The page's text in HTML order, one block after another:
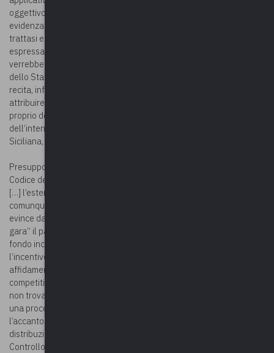
oggettivo. Dalla lettura testuale della norma appare di chiara
evidenza la volontà del legislatore di attribuire gli incentivi di che
trattasi esclusivamente per le funzioni e la tipologia di contratti
espressamente indicati e qualsiasi diversa soluzione interpretativa
verrebbe a violare i principi generali dell’ordinamento giuridico
dello Stato in tema di interpretazione della legge: l’art. 12 disp. att.
recita, infatti, che nell’applicare la legge non si può ad essa
attribuire altro senso che quello fatto palese dal significato
proprio delle parole secondo la connessione di esse e
dell’intenzione del legislatore” (Sezione Controllo per la regione
Siciliana, delib. n. 54/2019/PAR).
Presupposto indefettibile per l’applicazione dell’art. 113 del
Codice dei contratti pubblici è ritenuto “in modo unanime e pacifico
[…] l’esternalizzazione della produzione di beni e servizi o
comunque il ricorso al mercato, a mezzo di pubblica gara, come si
evince dal comma 2, il quale individua nell’importo posto “a base di
gara” il parametro per il calcolo della percentuale da destinare al
fondo incentivi per funzioni tecniche. L’ipotesi di riconoscere
l’incentivo di cui all’art. 113 del D.Lgs. n.50 del 2016, nel caso di
affidamento di appalti lavori, servizi e forniture con procedure non
competitive, ossia in assenza di una previa comparazione di offerte
non trova riscontro nel dettato normativo, poiché in mancanza di
una procedura di gara, infatti, l’art. 113, comma 2, non prevede
l’accantonamento delle risorse e, conseguentemente, la relativa
distribuzione ( Sez. Controllo Veneto, delib. n. 301/2019/PAR; Sez.
Controllo Lombardia, delib. n. 185/2017/PAR).